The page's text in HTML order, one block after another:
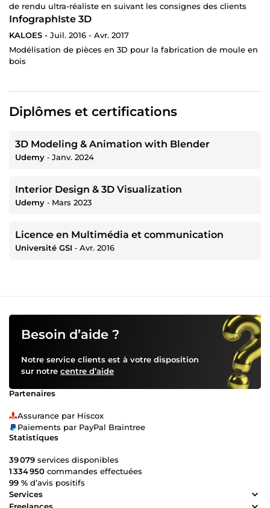
de rendu ultra-réaliste en suivant les consignes des clients
InfographIste 3D
KALOES - Juil. 2016 - Avr. 2017
Modélisation de pièces en 3D pour la fabrication de moule en
bois
Diplômes et certifications
3D Modeling & Animation with Blender
Udemy ‐ Janv. 2024
Interior Design & 3D Visualization
Udemy ‐ Mars 2023
Licence en Multimédia et communication
Université GSI ‐ Avr. 2016
Besoin d’aide ?
Notre service clients est à votre disposition
sur notre centre d’aide
Partenaires
Assurance par Hiscox
Paiements par PayPal Braintree
Statistiques
39 079 services disponibles
1 334 950 commandes effectuées
99 % d’avis positifs
Services